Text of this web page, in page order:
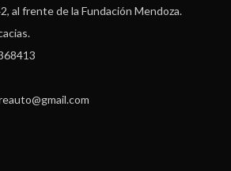
al frente de la Fundación Mendoza.